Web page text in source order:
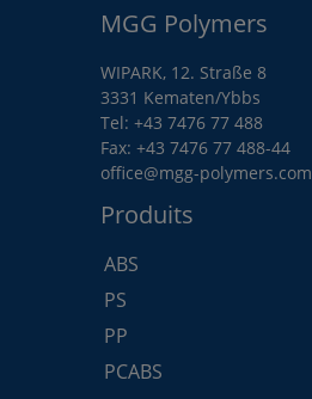
MGG Polymers
WIPARK, 12. Straße 8
3331 Kematen/Ybbs
Tel: +43 7476 77 488
Fax: +43 7476 77 488-44
office@mgg-polymers.com
Produits
ABS
PS
PP
PCABS